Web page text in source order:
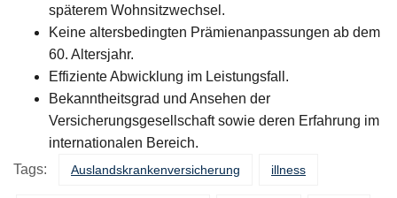
späterem Wohnsitzwechsel.
Keine altersbedingten Prämienanpassungen ab dem
60. Altersjahr.
Effiziente Abwicklung im Leistungsfall.
Bekanntheitsgrad und Ansehen der
Versicherungsgesellschaft sowie deren Erfahrung im
internationalen Bereich.
Tags:
Auslandskrankenversicherung illness